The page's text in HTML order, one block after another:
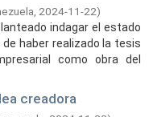
2024-11-22)
indagar el estado
haber realizado la tesis
como obra del
creadora